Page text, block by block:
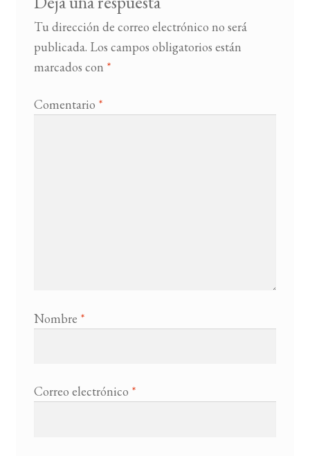
BUSCAR
Tu dirección de correo electrónico no será
publicada. Los campos obligatorios están
marcados con *
Comentario *
Nombre *
Correo electrónico *